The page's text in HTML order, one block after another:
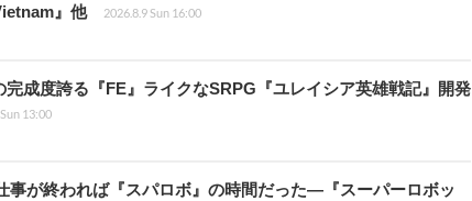
』他
2026.8.9 Sun 16:00
成度誇る『FE』ライクなSRPG『ユレイシア英雄戦記』開発
13:00
事が終われば『スパロボ』の時間だった―『スーパーロボッ